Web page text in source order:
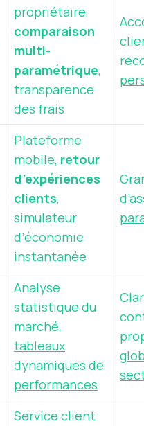
propriétaire,
comparaison
multi-
paramétrique,
transparence
des frais
Plateforme
mobile, retour
d’expériences
clients,
simulateur
d’économie
instantanée
Analyse
statistique du
marché,
tableaux
dynamiques de
performances
Service client